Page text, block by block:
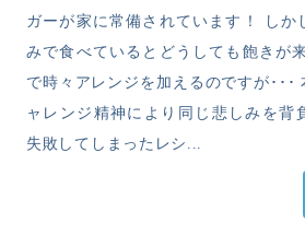
ガーが家に常備されています！ しか
みで食べているとどうしても飽きが
で時々アレンジを加えるのですが･･･
ャレンジ精神により同じ悲しみを背
失敗してしまったレシ...